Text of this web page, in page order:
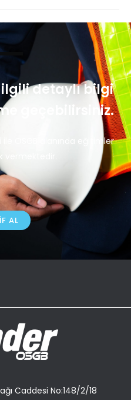
detaylı bilgi
geçebilirsiniz.
ile OSGB alanında eğitimler
vermektedir.
AL
Caddesi No:148/2/18